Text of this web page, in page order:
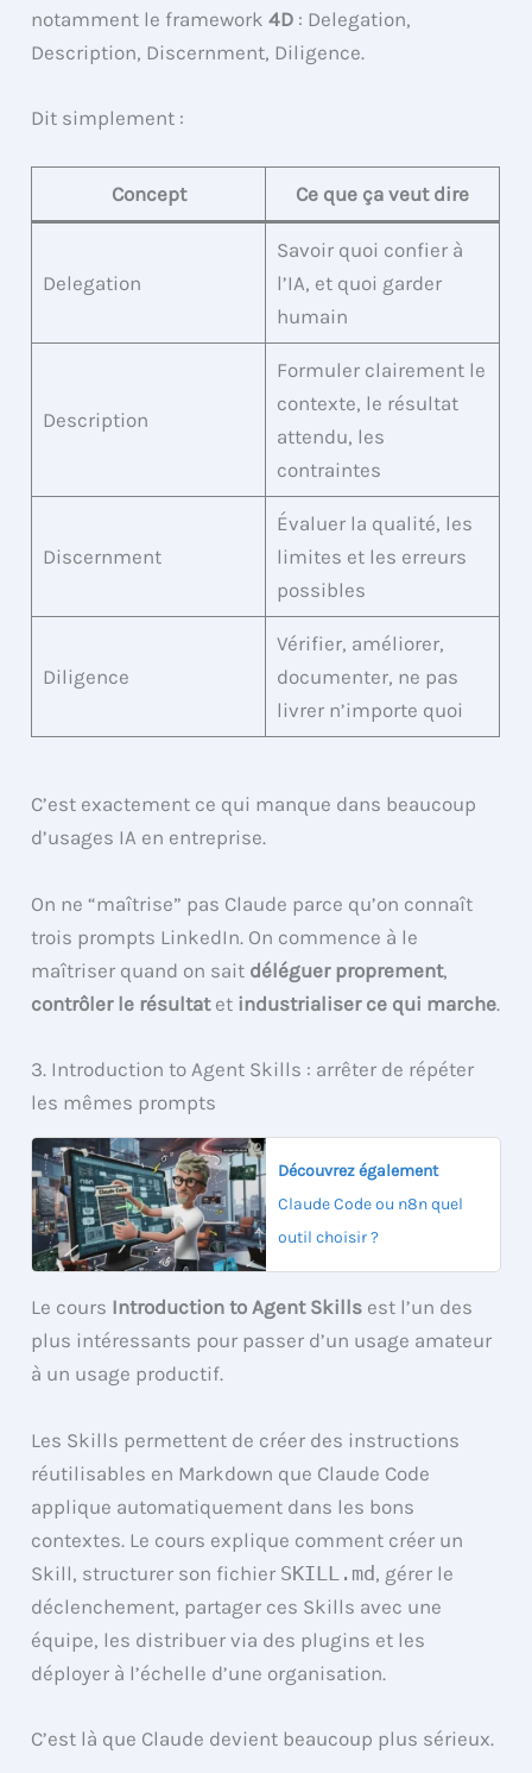
notamment le framework4D : Delegation,
Description, Discernment, Diligence.
Dit simplement :
Concept Ce que ça veut dire
Delegation
Savoir quoi confier à
l’IA, et quoi garder
humain
Description
Formuler clairement le
contexte, le résultat
attendu, les
contraintes
Discernment
Évaluer la qualité, les
limites et les erreurs
possibles
Diligence
Vérifier, améliorer,
documenter, ne pas
livrer n’importe quoi
C’est exactement ce qui manque dans beaucoup
d’usages IA en entreprise.
On ne “maîtrise” pas Claude parce qu’on connaît
trois prompts LinkedIn. On commence à le
maîtriser quand on sait déléguer proprement,
contrôler le résultatet industrialiser ce qui marche.
3. Introduction to Agent Skills : arrêter de répéter
les mêmes prompts
Découvrez également
Claude Code ou n8n quel
outil choisir ?
Le cours Introduction to Agent Skills est l’un des
plus intéressants pour passer d’un usage amateur
à un usage productif.
Les Skills permettent de créer des instructions
réutilisables en Markdown que Claude Code
applique automatiquement dans les bons
contextes. Le cours explique comment créer un
Skill, structurer son fichier SKILL.md, gérer le
déclenchement, partager ces Skills avec une
équipe, les distribuer via des plugins et les
déployer à l’échelle d’une organisation.
C’est là que Claude devient beaucoup plus sérieux.